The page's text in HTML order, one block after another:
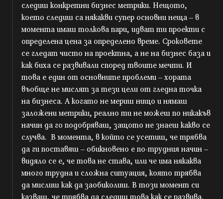
следиш конкретни бизнес метрики. Нещото,
което следиш са някакви супер основни неща – в
момента имаш толкова пари, идват ти проекти с
определена цена за определено време. Сроковете
се гледат чисто на проектна, а не на бизнес база и
как биха се развивали според твоите мечти. И
това е един от основните проблеми – хората
въобще не мислят за тези цели от гледна точка
на бизнеса. А когато не мериш нищо и нямаш
заложени метрики, реално ти не можеш по никакъв
начин да го подобряваш, защото не знаеш какво се
случва. В момента, в който се усетиш, че трябва
да ги поставяш – обикновено е по-трудния начин –
видяло се е, че това не става, или че има някаква
много трудна и сложна ситуация, която трябва
да мислиш как да заобиколиш. В този момент си
казваш, че трябва да следиш това как се развива.